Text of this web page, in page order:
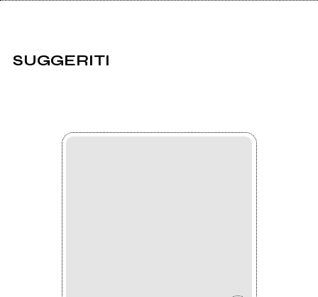
SUGGERITI